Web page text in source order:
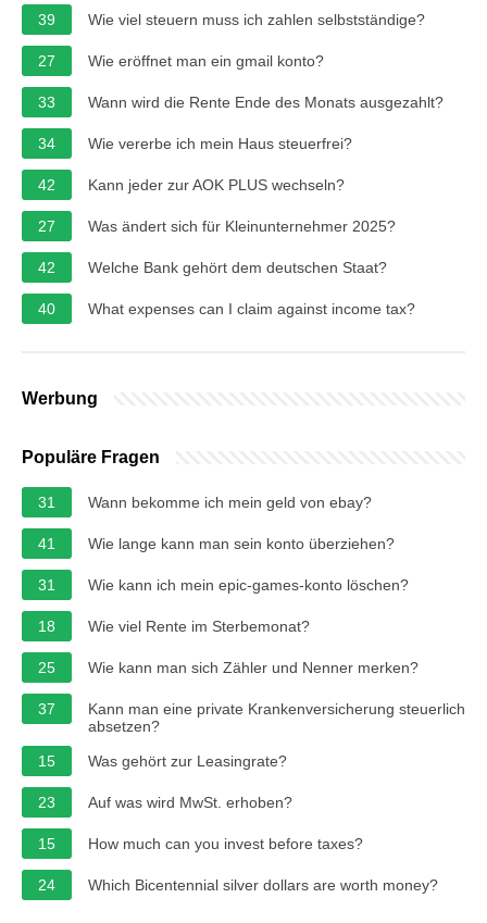
39 Wie viel steuern muss ich zahlen selbstständige?
27 Wie eröffnet man ein gmail konto?
33 Wann wird die Rente Ende des Monats ausgezahlt?
34 Wie vererbe ich mein Haus steuerfrei?
42 Kann jeder zur AOK PLUS wechseln?
27 Was ändert sich für Kleinunternehmer 2025?
42 Welche Bank gehört dem deutschen Staat?
40 What expenses can I claim against income tax?
Werbung
Populäre Fragen
31 Wann bekomme ich mein geld von ebay?
41 Wie lange kann man sein konto überziehen?
31 Wie kann ich mein epic-games-konto löschen?
18 Wie viel Rente im Sterbemonat?
25 Wie kann man sich Zähler und Nenner merken?
37
Kann man eine private Krankenversicherung steuerlich
absetzen?
15
Was gehört zur Leasingrate?
23 Auf was wird MwSt. erhoben?
15 How much can you invest before taxes?
24 Which Bicentennial silver dollars are worth money?